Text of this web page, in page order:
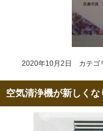
2020年10月2日 カテゴ
空気清浄機が新しくな